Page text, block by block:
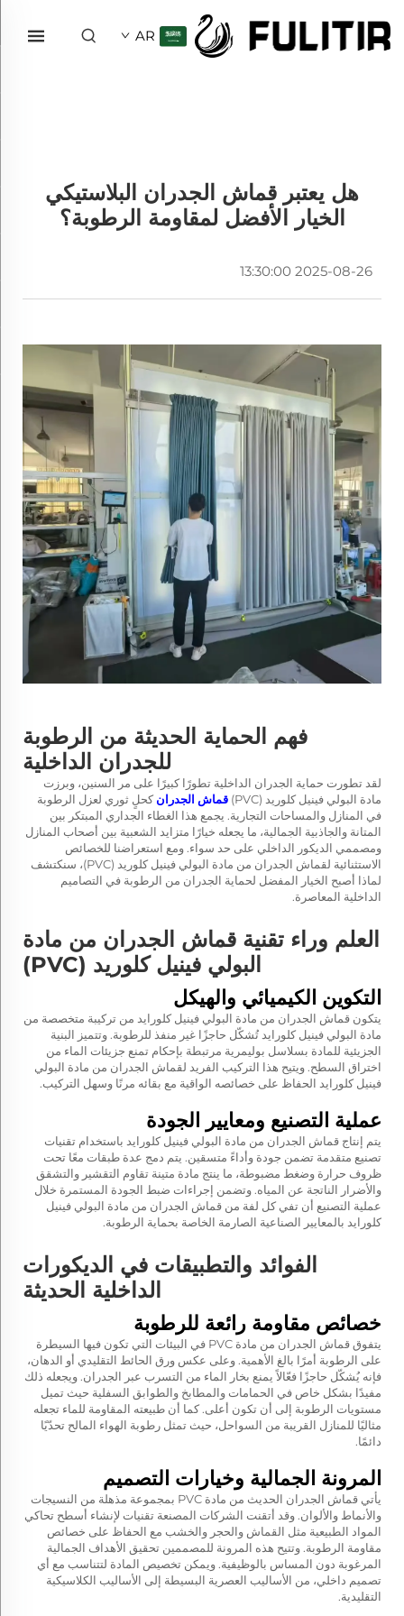
AR
هل يعتبر قماش الجدران البلاستيكي
الخيار الأفضل لمقاومة الرطوبة؟
2025-08-26 13:30:00
فهم الحماية الحديثة من الرطوبة
للجدران الداخلية
لقد تطورت حماية الجدران الداخلية تطورًا كبيرًا على مر السنين، وبرزت
مادة البولي فينيل كلوريد (PVC)
قماش الجدرانكحلٍ ثوري لعزل الرطوبة
في المنازل والمساحات التجارية. يجمع هذا الغطاء الجداري المبتكر بين
المتانة والجاذبية الجمالية، ما يجعله خيارًا متزايد الشعبية بين أصحاب المنازل
ومصممي الديكور الداخلي على حد سواء. ومع استعراضنا للخصائص
الاستثنائية لقماش الجدران من مادة البولي فينيل كلوريد (PVC)، سنكتشف
لماذا أصبح الخيار المفضل لحماية الجدران من الرطوبة في التصاميم
الداخلية المعاصرة.
العلم وراء تقنية قماش الجدران من مادة
البولي فينيل كلوريد (PVC)
التكوين الكيميائي والهيكل
يتكون قماش الجدران من مادة البولي فينيل كلورايد من تركيبة متخصصة من
مادة البولي فينيل كلورايد تُشكّل حاجزًا غير منفذ للرطوبة. وتتميز البنية
الجزيئية للمادة بسلاسل بوليمرية مرتبطة بإحكام تمنع جزيئات الماء من
اختراق السطح. ويتيح هذا التركيب الفريد لقماش الجدران من مادة البولي
فينيل كلورايد الحفاظ على خصائصه الواقية مع بقائه مرنًا وسهل التركيب.
عملية التصنيع ومعايير الجودة
يتم إنتاج قماش الجدران من مادة البولي فينيل كلورايد باستخدام تقنيات
تصنيع متقدمة تضمن جودة وأداءً متسقين. يتم دمج عدة طبقات معًا تحت
ظروف حرارة وضغط مضبوطة، ما ينتج مادة متينة تقاوم التقشير والتشقق
والأضرار الناتجة عن المياه. وتضمن إجراءات ضبط الجودة المستمرة خلال
عملية التصنيع أن تفي كل لفة من قماش الجدران من مادة البولي فينيل
كلورايد بالمعايير الصناعية الصارمة الخاصة بحماية الرطوبة.
الفوائد والتطبيقات في الديكورات
الداخلية الحديثة
خصائص مقاومة رائعة للرطوبة
يتفوق قماش الجدران من مادة PVC في البيئات التي تكون فيها السيطرة
على الرطوبة أمرًا بالغ الأهمية. وعلى عكس ورق الحائط التقليدي أو الدهان،
فإنه يُشكّل حاجزًا فعّالاً يمنع بخار الماء من التسرب عبر الجدران. ويجعله ذلك
مفيدًا بشكل خاص في الحمامات والمطابخ والطوابق السفلية حيث تميل
مستويات الرطوبة إلى أن تكون أعلى. كما أن طبيعته المقاومة للماء تجعله
مثاليًا للمنازل القريبة من السواحل، حيث تمثل رطوبة الهواء المالح تحدّيًا
دائمًا.
المرونة الجمالية وخيارات التصميم
يأتي قماش الجدران الحديث من مادة PVC بمجموعة مذهلة من النسيجات
والأنماط والألوان. وقد أتقنت الشركات المصنعة تقنيات لإنشاء أسطح تحاكي
المواد الطبيعية مثل القماش والحجر والخشب مع الحفاظ على خصائص
مقاومة الرطوبة. وتتيح هذه المرونة للمصممين تحقيق الأهداف الجمالية
المرغوبة دون المساس بالوظيفية. ويمكن تخصيص المادة لتتناسب مع أي
تصميم داخلي، من الأساليب العصرية البسيطة إلى الأساليب الكلاسيكية
التقليدية.